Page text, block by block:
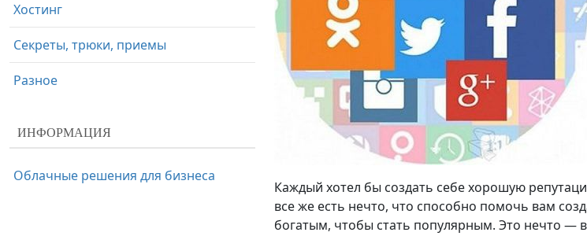
Каждый хотел бы создать себе хорошую
все же есть нечто, что способно помочь вам
богатым, чтобы стать популярным. Это нечто —
Хостинг
Секреты, трюки, приемы
Разное
ИНФОРМАЦИЯ
Облачные решения для бизнеса